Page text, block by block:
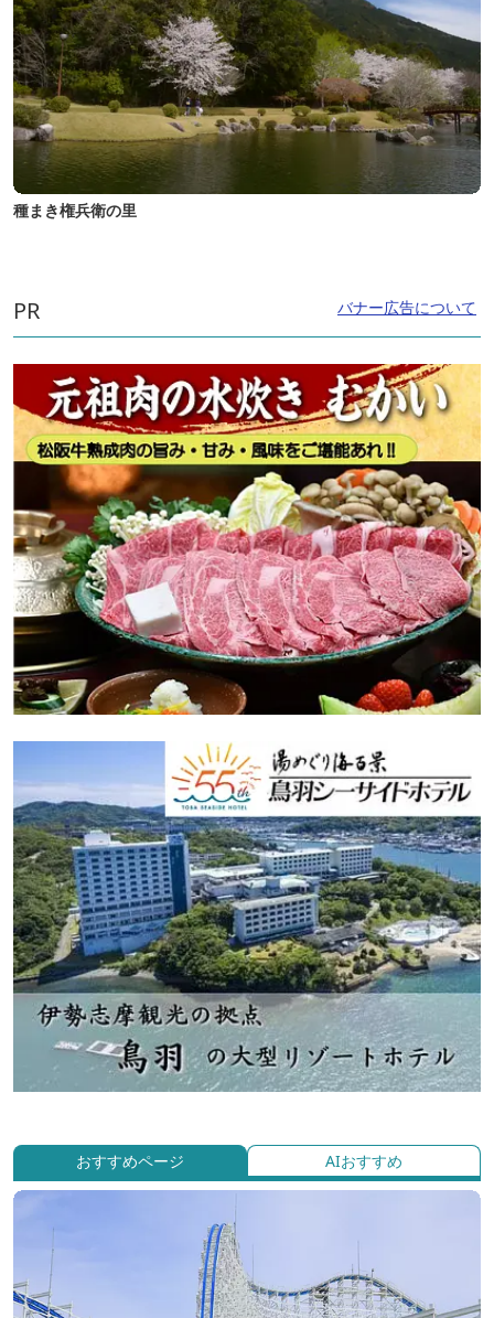
種まき権兵衛の里
PR バナー広告について
おすすめページ AIおすすめ